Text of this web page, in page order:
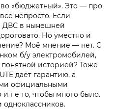
«бюджетный». Это — про
непросто. Если
ДВС в нынешней
Но уместно и
Моё мнение — нет. С
б/у электромобилей,
историей? Тоже
даёт гарантию, а
официальными
и не то, чтобы много было.
одноклассников.